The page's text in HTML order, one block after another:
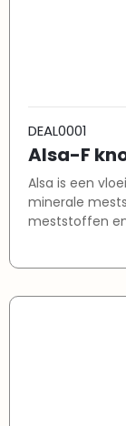
DEAL0001
Alsa-F
Alsa is een
minerale
meststoffen
de groei van
verbetert de